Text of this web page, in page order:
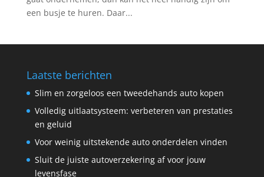
een busje te huren. Daar...
Laatste berichten
Slim en zorgeloos een tweedehands auto kopen
Volledig uitlaatsysteem: verbeteren van prestaties
en geluid
Voor weinig uitstekende auto onderdelen vinden
Sluit de juiste autoverzekering af voor jouw
levensfase